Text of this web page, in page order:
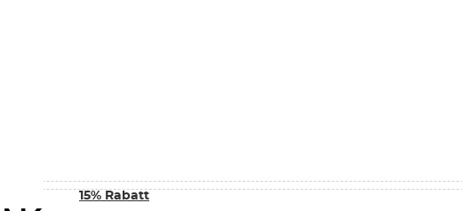
15% Rabatt